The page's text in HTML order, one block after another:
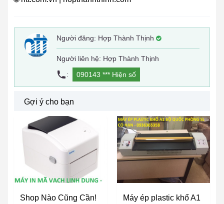
Người đăng: Hợp Thành Thịnh
Người liên hệ: Hợp Thành Thịnh
:
090143 *** Hiện số
Gợi ý cho bạn
Shop Nào Cũng Cần!
Máy ép plastic khổ A1